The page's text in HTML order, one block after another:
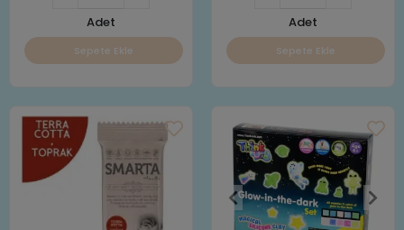
Adet
Sepete Ekle
Adet
Sepete Ekle